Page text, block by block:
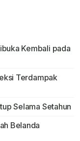
Kembali pada
Terdampak
Selama Setahun
Belanda